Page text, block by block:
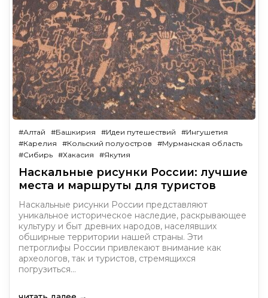
#Алтай #Башкирия #Идеи путешествий
#Ингушетия
#Карелия
#Кольский полуостров
#Мурманская область
#Сибирь #Хакасия #Якутия
Наскальные рисунки России: лучшие
места и маршруты для туристов
Наскальные рисунки России представляют
уникальное историческое наследие, раскрывающее
культуру и быт древних народов, населявших
обширные территории нашей страны. Эти
петроглифы России привлекают внимание как
археологов, так и туристов, стремящихся
погрузиться…